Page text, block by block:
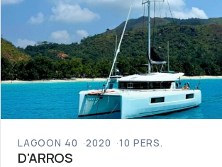
LAGOON 40 2020 10 PERS.
D'ARROS